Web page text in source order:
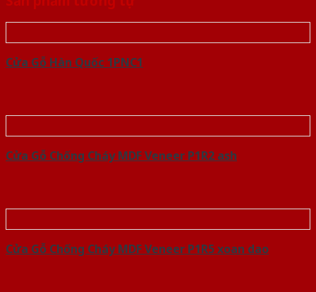
Cửa Gỗ Hàn Quốc 1PNC1
Cửa Gỗ Chống Cháy MDF Veneer P1R2 ash
Cửa Gỗ Chống Cháy MDF Veneer P1R5 xoan dao